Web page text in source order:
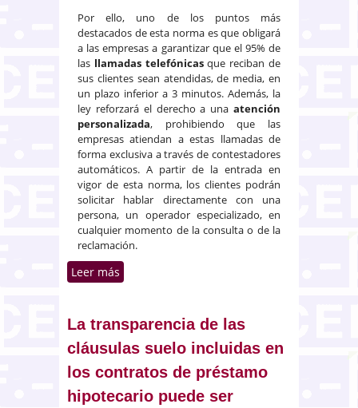
Por ello, uno de los puntos más
destacados de esta norma es que obligará
a las empresas a garantizar que el 95% de
las llamadas telefónicasque reciban de
sus clientes sean atendidas, de media, en
un plazo inferior a 3 minutos. Además, la
ley reforzará el derecho a una atención
personalizada, prohibiendo que las
empresas atiendan a estas llamadas de
forma exclusiva a través de contestadores
automáticos. A partir de la entrada en
vigor de esta norma, los clientes podrán
solicitar hablar directamente con una
persona, un operador especializado, en
cualquier momento de la consulta o de la
reclamación.
Leer más
La transparencia de las
cláusulas suelo incluidas en
los contratos de préstamo
hipotecario puede ser